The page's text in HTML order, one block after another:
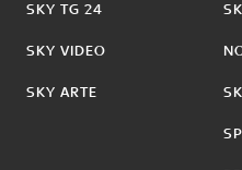
SKY TG 24
SKY VIDEO
SKY ARTE